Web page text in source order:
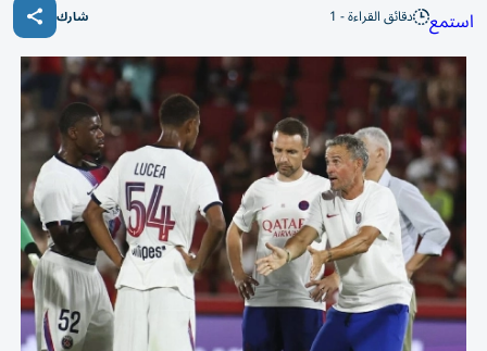
استمع دقائق القراءة - 1 شارك